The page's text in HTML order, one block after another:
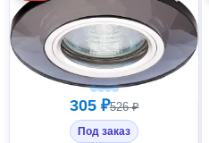
305 ₽526 ₽
Под заказ